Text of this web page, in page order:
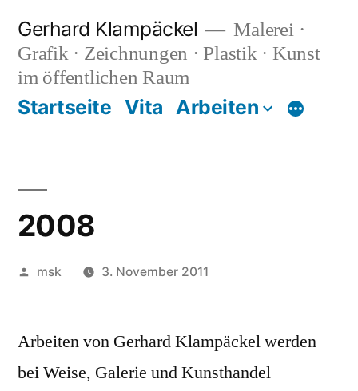
Inhalt
springen
Gerhard Klampäckel
Malerei ·
Grafik · Zeichnungen · Plastik · Kunst
im öffentlichen Raum
Startseite Vita Arbeiten Mehr
2008
Veröffentlicht
msk 3. November 2011
Arbeiten von Gerhard Klampäckel werden
bei Weise, Galerie und Kunsthandel